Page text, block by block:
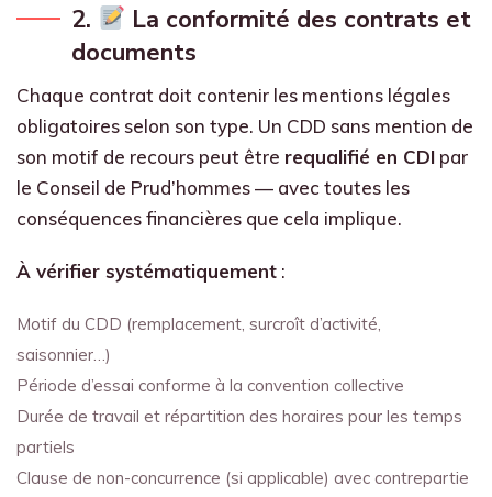
2.
La conformité des contrats et
documents
Chaque contrat doit contenir les mentions légales
obligatoires selon son type. Un CDD sans mention de
son motif de recours peut être requalifié en CDI par
le Conseil de Prud’hommes — avec toutes les
conséquences financières que cela implique.
À vérifier systématiquement :
Motif du CDD (remplacement, surcroît d’activité,
saisonnier…)
Période d’essai conforme à la convention collective
Durée de travail et répartition des horaires pour les temps
partiels
Clause de non-concurrence (si applicable) avec contrepartie